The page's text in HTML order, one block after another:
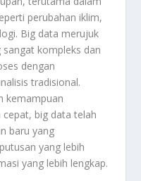
perubahan iklim,
Big data merujuk
kompleks dan
dengan
tradisional.
kemampuan
big data telah
baru yang
yang lebih
yang lebih lengkap.